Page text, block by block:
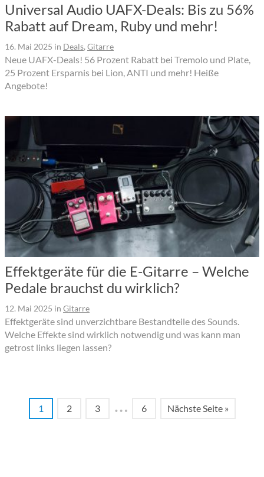
Universal Audio UAFX-Deals: Bis zu 56%
Rabatt auf Dream, Ruby und mehr!
16. Mai 2025 in Deals, Gitarre
Neue UAFX-Deals! 56 Prozent Rabatt bei Tremolo und Plate,
25 Prozent Ersparnis bei Lion, ANTI und mehr! Heiße
Angebote!
Effektgeräte für die E-Gitarre – Welche
Pedale brauchst du wirklich?
12. Mai 2025 in Gitarre
Effektgeräte sind unverzichtbare Bestandteile des Sounds.
Welche Effekte sind wirklich notwendig und was kann man
getrost links liegen lassen?
1 2 3 … 6 Nächste Seite »